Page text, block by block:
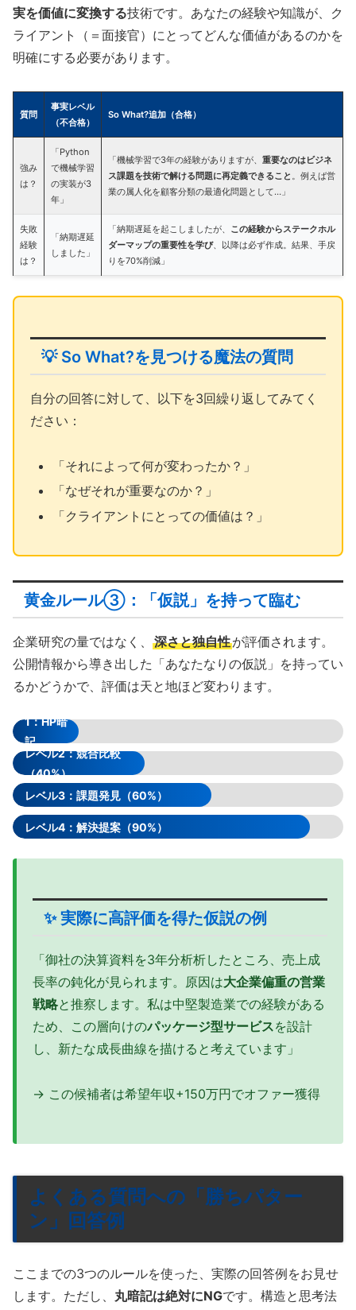
実を価値に変換する技術です。あなたの経験や知識が、ク
ライアント（＝面接官）にとってどんな価値があるのかを
明確にする必要があります。
質問
事実レベル
（不合格）
So What?追加（合格）
強み
は？
「Python
で機械学習
の実装が3
年」
「機械学習で3年の経験がありますが、 重要なのはビジネ
ス課題を技術で解ける問題に再定義できること 。例えば営
業の属人化を顧客分類の最適化問題として…」
失敗
経験
は？
「納期遅延
しました」
「納期遅延を起こしましたが、 この経験からステークホル
ダーマップの重要性を学び、以降は必ず作成。結果、手戻
りを70%削減」
💡 So What?を見つける魔法の質問
自分の回答に対して、以下を3回繰り返してみてく
ださい：
「それによって何が変わったか？」
「なぜそれが重要なのか？」
「クライアントにとっての価値は？」
黄金ルール③：「仮説」を持って臨む
企業研究の量ではなく、 深さと独自性が評価されます。
公開情報から導き出した「あなたなりの仮説」を持ってい
るかどうかで、評価は天と地ほど変わります。
1：HP暗
記
（20%）
レベル2：競合比較
（40%）
レベル3：課題発見（60%）
レベル4：解決提案（90%）
✨ 実際に高評価を得た仮説の例
「御社の決算資料を3年分析析したところ、売上成
長率の鈍化が見られます。原因は大企業偏重の営業
戦略と推察します。私は中堅製造業での経験がある
ため、この層向けのパッケージ型サービスを設計
し、新たな成長曲線を描けると考えています」
→ この候補者は希望年収+150万円でオファー獲得
よくある質問への「勝ちパター
ン」回答例
ここまでの3つのルールを使った、実際の回答例をお見せ
します。ただし、 丸暗記は絶対にNGです。構造と思考法